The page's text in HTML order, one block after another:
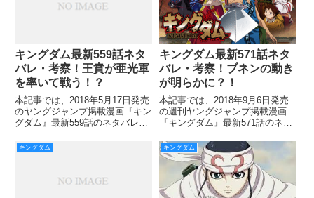
は弱まり、CCGが
キとアヤトの無事が
キングダム最新559話ネタ
バレ・考察！王賁が亜光軍
を率いて戦う！？
本記事では、2018年5月17日発売
のヤングジャンプ掲載漫画『キン
グダム』最新559話のネタバレ・
と王賁はどちらが岳嬰の首を取る
かで競争していましたが、いち早
慶舎のことで因縁もある
キングダム最新571話ネタ
バレ・考察！ブネンの動き
が明らかに？！
本記事では、2018年9月6日発売
の週刊ヤングジャンプ掲載漫画
『キングダム』最新571話のネタ
介します。 前回、倒れてしまっ
た楊端和とバジオウにもうダメ
か…という思いがよぎったのです
が、バジオウが這い上がり楊端
キングダム キングダム